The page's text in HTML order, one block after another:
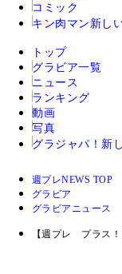
コミック
キン肉マン 新し
トップ
グラビア一覧
ニュース
ランキング
動画
写真
グラジャパ！ 新
週プレNEWS TOP
グラビア
グラビアニュース
【週プレ プラス